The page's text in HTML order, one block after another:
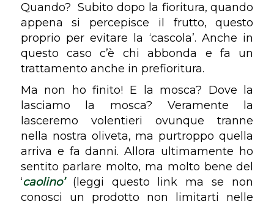
Quando? Subito dopo la fioritura, quando
appena si percepisce il frutto, questo
proprio per evitare la ‘cascola’. Anche in
questo caso c’è chi abbonda e fa un
trattamento anche in prefioritura.
Ma non ho finito! E la mosca? Dove la
lasciamo la mosca? Veramente la
lasceremo volentieri ovunque tranne
nella nostra oliveta, ma purtroppo quella
arriva e fa danni. Allora ultimamente ho
sentito parlare molto, ma molto bene del
‘caolino’(leggi questo link ma se non
conosci un prodotto non limitarti nelle